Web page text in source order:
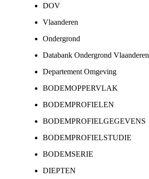
DOV
Vlaanderen
Ondergrond
Databank Ondergrond Vlaanderen
Departement Omgeving
BODEMOPPERVLAK
BODEMPROFIELEN
BODEMPROFIELGEGEVENS
BODEMPROFIELSTUDIE
BODEMSERIE
DIEPTEN